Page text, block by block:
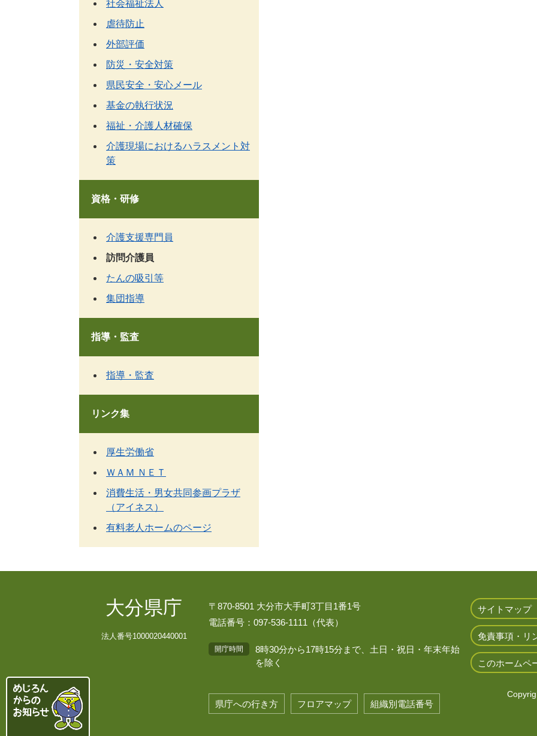
社会福祉法人
虐待防止
外部評価
防災・安全対策
県民安全・安心メール
基金の執行状況
福祉・介護人材確保
介護現場におけるハラスメント対
策
資格・研修
介護支援専門員
訪問介護員
たんの吸引等
集団指導
指導・監査
指導・監査
リンク集
厚生労働省
ＷＡＭ ＮＥＴ
消費生活・男女共同参画プラザ
（アイネス）
有料老人ホームのページ
大分県庁
法人番号1000020440001
〒870-8501 大分市大手町3丁目1番1号
電話番号：097-536-1111（代表）
開庁時間
8時30分から17時15分まで、土日・祝日・年末年始
を除く
県庁への行き方 フロアマップ 組織別電話番号
サイトマップ
免責事項・リ
このホームペ